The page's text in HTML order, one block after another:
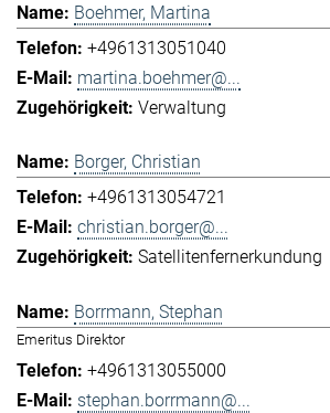
Boehmer, Martina
+4961313051040
martina.boehmer@...
Verwaltung
Borger, Christian
+4961313054721
christian.borger@...
Satellitenfernerkundung
Borrmann, Stephan
Emeritus Direktor
+4961313055000
stephan.borrmann@...